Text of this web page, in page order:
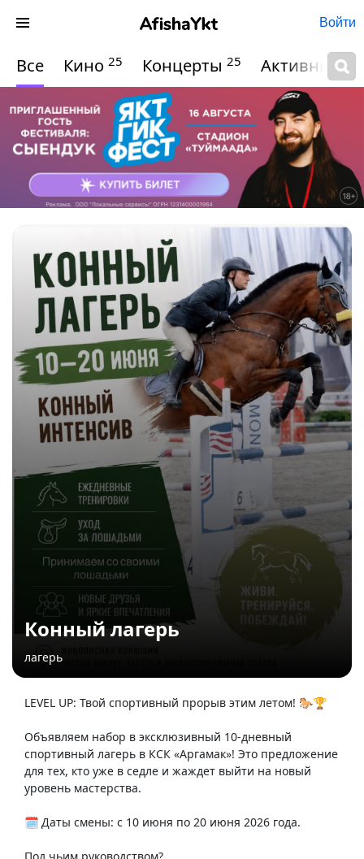
Войти
Все Кино 25 Концерты 25 Активный
Конный лагерь
лагерь
LEVEL UP: Твой спортивный прорыв этим летом! 🐎🏆
Объявляем набор в эксклюзивный 10-дневный
спортивный лагерь в КСК «Аргамак»! Это предложение
для тех, кто уже в седле и жаждет выйти на новый
уровень мастерства.
🗓 Даты смены: с 10 июня по 20 июня 2026 года.
Под чьим руководством?